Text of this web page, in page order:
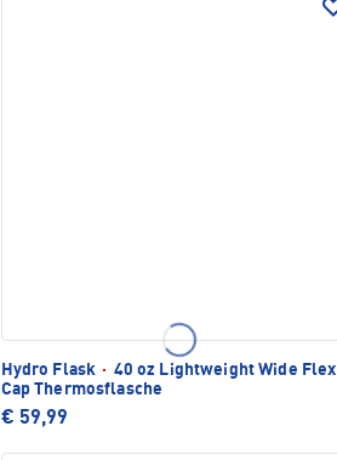
Hydro Flask · 40 oz Lightweight Wide Flex
Cap Thermosflasche
€ 59,99